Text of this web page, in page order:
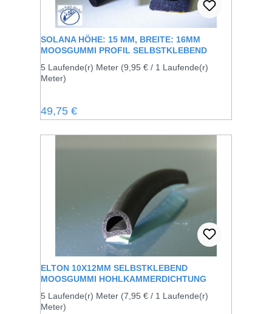
SOLANA HÖHE: 15 MM, BREITE: 16MM
MOOSGUMMI PROFIL SELBSTKLEBEND
5 Laufende(r) Meter (9,95 € / 1 Laufende(r)
Meter)
Regulärer Preis:
49,75 €
ELTON 10X12MM SELBSTKLEBEND
MOOSGUMMI HOHLKAMMERDICHTUNG
5 Laufende(r) Meter (7,95 € / 1 Laufende(r)
Meter)